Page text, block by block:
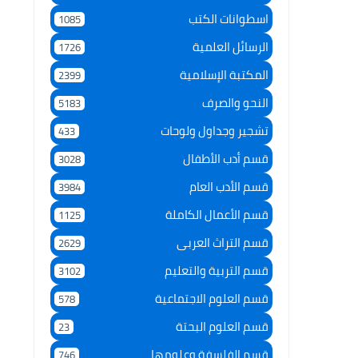
اسطوانات الكتب 1085
الرسائل العلمية 1726
المكتبة الإسلامية 2399
النحو والصرف 5183
تشجير وجداول ولوحات 433
قسم أدب الأطفال 3028
قسم الأدب العام 3984
قسم الأعمال الكاملة 1125
قسم التراث العربى 2629
قسم التربية والتعليم 3102
قسم العلوم الاجتماعية 578
قسم العلوم البحتة 23